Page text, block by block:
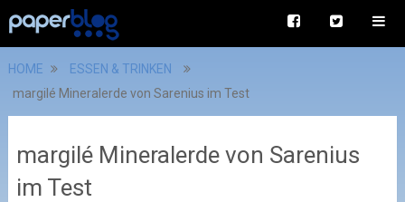
HOME
ESSEN & TRINKEN
margilé Mineralerde von Sarenius im Test
margilé Mineralerde von Sarenius
im Test